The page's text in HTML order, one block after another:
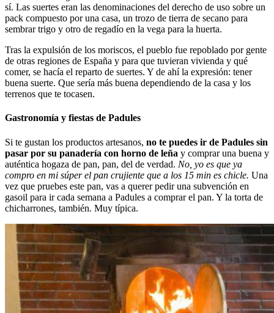
sí. Las suertes eran las denominaciones del derecho de uso sobre un
pack compuesto por una casa, un trozo de tierra de secano para
sembrar trigo y otro de regadío en la vega para la huerta.
Tras la expulsión de los moriscos, el pueblo fue repoblado por gente
de otras regiones de España y para que tuvieran vivienda y qué
comer, se hacía el reparto de suertes. Y de ahí la expresión: tener
buena suerte. Que sería más buena dependiendo de la casa y los
terrenos que te tocasen.
Gastronomía y fiestas de Padules
Si te gustan los productos artesanos, no te puedes ir de Padules sin
pasar por su panadería con horno de leña y comprar una buena y
auténtica hogaza de pan, pan, del de verdad. No, yo es que ya
compro en mi súper el pan crujiente que a los 15 min es chicle. Una
vez que pruebes este pan, vas a querer pedir una subvención en
gasoil para ir cada semana a Padules a comprar el pan. Y la torta de
chicharrones, también. Muy típica.